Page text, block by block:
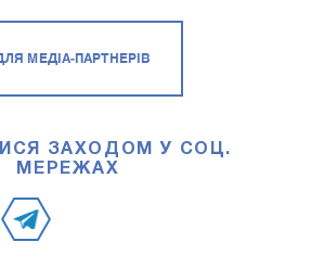
МЕДІА-ПАРТНЕРІВ
ЗАХОДОМ У СОЦ.
МЕРЕЖАХ